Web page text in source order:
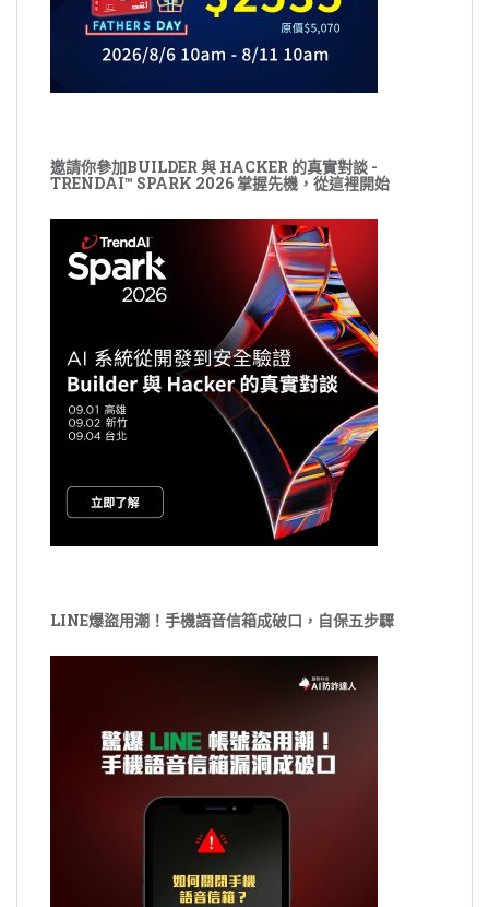
邀請你參加BUILDER 與 HACKER 的真實對談 -
TRENDAI™ SPARK 2026 掌握先機，從這裡開始
LINE爆盜用潮！手機語音信箱成破口，自保五步驟